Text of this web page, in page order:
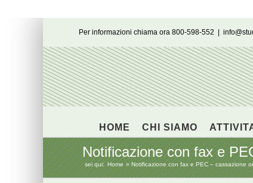
Per informazioni chiama ora 800-598-552
HOME CHI SIAMO
Notificazione con fax e
sei qui: Home Notificazione con fax e PEC – cassazione